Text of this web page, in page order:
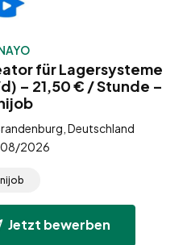
für Lagersysteme
– 21,50 € / Stunde –
Deutschland
2026
Jetzt bewerben